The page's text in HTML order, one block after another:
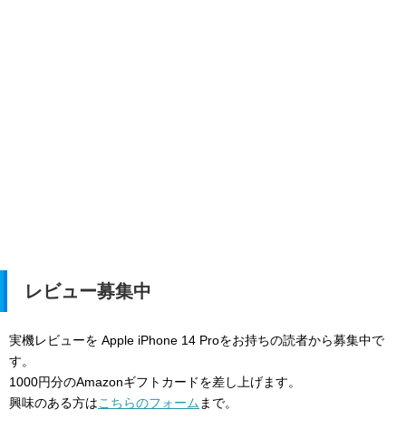
レビュー募集中
実機レビューを Apple iPhone 14 Proをお持ちの読者から募集中で
す。
1000円分のAmazonギフトカードを差し上げます。
興味のある方はこちらのフォーム まで。